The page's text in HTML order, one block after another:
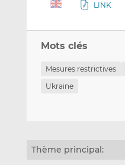
LINK
Mots clés
Mesures restrictives
Ukraine
Thème principal: